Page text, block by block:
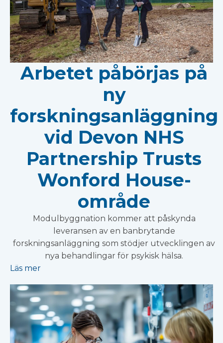
Arbetet påbörjas på
ny
forskningsanläggning
vid Devon NHS
Partnership Trusts
Wonford House-
område
Modulbyggnation kommer att påskynda
leveransen av en banbrytande
forskningsanläggning som stödjer utvecklingen av
nya behandlingar för psykisk hälsa.
Läs mer